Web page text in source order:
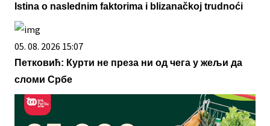
Istina o naslednim faktorima i blizanačkoj trudnoći
05. 08. 2026 15:07
Петковић: Курти не преза ни од чега у жељи да
сломи Србе